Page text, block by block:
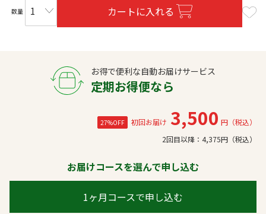
数量 カートに入れる
お得で便利な自動お届けサービス
定期お得便なら
27%OFF 初回お届け 3,500 円（税込）
2回目以降： 4,375円（税込）
お届けコースを選んで申し込む
1ヶ月コースで申し込む